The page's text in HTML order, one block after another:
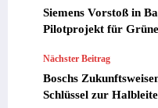
Siemens Vorstoß in
Pilotprojekt für
Nächster Beitrag
Boschs
Schlüssel zur